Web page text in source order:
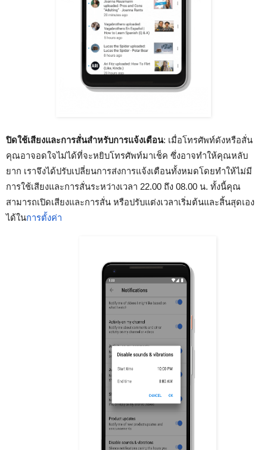
ปิดใช้เสียงและการสั่นสำหรับการแจ้งเตือน: เมื่อโทรศัพท์ดังหรือสั่น
คุณอาจอดใจไม่ได้ที่จะหยิบโทรศัพท์มาเช็ค ซึ่งอาจทำให้คุณหลับ
ยาก เราจึงได้ปรับเปลี่ยนการส่งการแจ้งเตือนทั้งหมดโดยทำให้ไม่มี
การใช้เสียงและการสั่นระหว่างเวลา 22.00 ถึง 08.00 น. ทั้งนี้คุณ
สามารถเปิดเสียงและการสั่น หรือปรับแต่งเวลาเริ่มต้นและสิ้นสุดเอง
ได้ในการตั้งค่า